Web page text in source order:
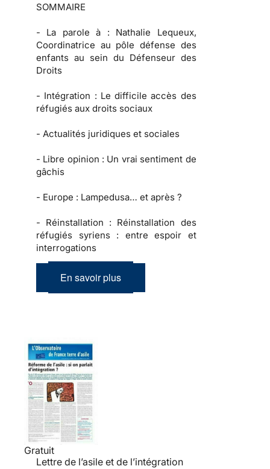
SOMMAIRE
- La parole à : Nathalie Lequeux,
Coordinatrice au pôle défense des
enfants au sein du Défenseur des
Droits
- Intégration : Le difficile accès des
réfugiés aux droits sociaux
- Actualités juridiques et sociales
- Libre opinion : Un vrai sentiment de
gâchis
- Europe : Lampedusa… et après ?
- Réinstallation : Réinstallation des
réfugiés syriens : entre espoir et
interrogations
En savoir plus
Gratuit
Lettre de l’asile et de l’intégration